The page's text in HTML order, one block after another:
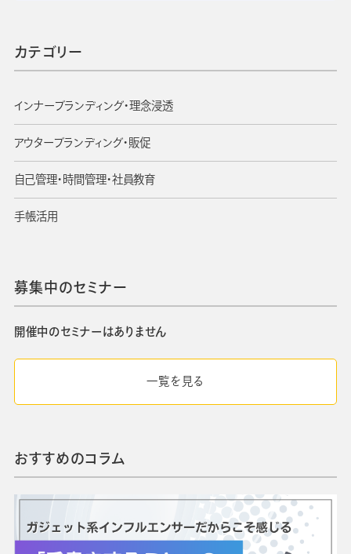
カテゴリー
インナーブランディング・理念浸透
アウターブランディング・販促
自己管理・時間管理・社員教育
手帳活用
募集中のセミナー
開催中のセミナーはありません
一覧を見る
おすすめのコラム